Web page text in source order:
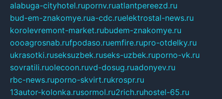
alabuga-cityhotel.rupornv.ruatlantpereezd.ru
bud-em-znakomye.rua-cdc.ruelektrostal-news.ru
korolevremont-market.rubudem-znakomye.ru
oooagrosnab.rufpodaso.ruemfire.rupro-otdelky.ru
ukrasotki.ruseksuzbek.ruseks-uzbek.ruporno-vk.ru
sovratili.ruolecoon.ruvd-dosug.ruadonyev.ru
rbc-news.ruporno-skvirt.rukrospr.ru
13autor-kolonka.rusormol.ru2rich.ruhostel-65.ru